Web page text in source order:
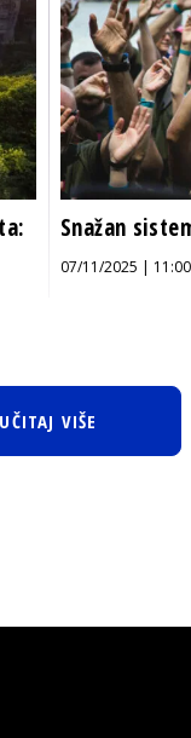
Snažan
07/11/2025 | 11:00
UČITAJ VIŠE